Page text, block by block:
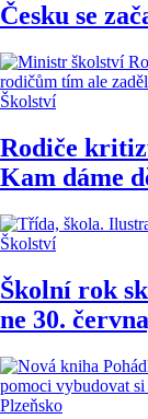
Česku se
Školství
Rodiče
Kam dáme
Školství
Školní rok
ne 30.
Plzeňsko